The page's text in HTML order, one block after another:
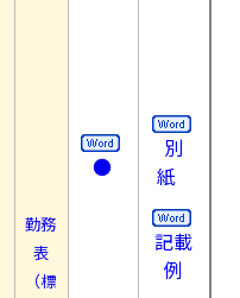
勤務
表
（標
●
別
紙
記載
例